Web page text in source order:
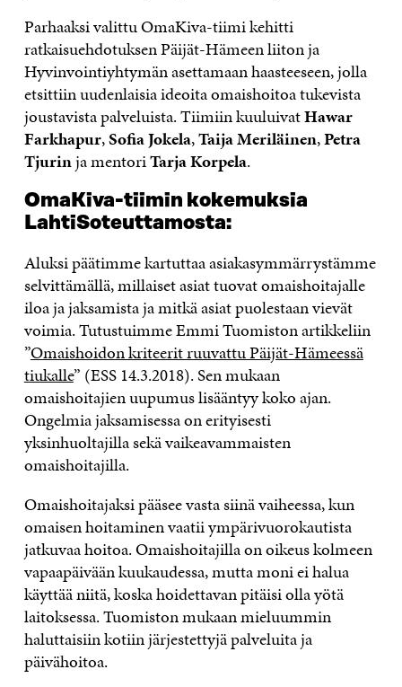
Parhaaksi valittu OmaKiva-tiimi kehitti
ratkaisuehdotuksen Päijät-Hämeen liiton ja
Hyvinvointiyhtymän asettamaan haasteeseen, jolla
etsittiin uudenlaisia ideoita omaishoitoa tukevista
joustavista palveluista. Tiimiin kuuluivatHawar
Farkhapur,Sofia Jokela,Taija Meriläinen,Petra
Tjurinja mentoriTarja Korpela.
OmaKiva-tiimin kokemuksia
LahtiSoteuttamosta:
Aluksi päätimme kartuttaa asiakasymmärrystämme
selvittämällä, millaiset asiat tuovat omaishoitajalle
iloa ja jaksamista ja mitkä asiat puolestaan vievät
voimia. Tutustuimme Emmi Tuomiston artikkeliin
”Omaishoidon kriteerit ruuvattu Päijät-Hämeessä
tiukalle” (ESS 14.3.2018). Sen mukaan
omaishoitajien uupumus lisääntyy koko ajan.
Ongelmia jaksamisessa on erityisesti
yksinhuoltajilla sekä vaikeavammaisten
omaishoitajilla.
Omaishoitajaksi pääsee vasta siinä vaiheessa, kun
omaisen hoitaminen vaatii ympärivuorokautista
jatkuvaa hoitoa. Omaishoitajilla on oikeus kolmeen
vapaapäivään kuukaudessa, mutta moni ei halua
käyttää niitä, koska hoidettavan pitäisi olla yötä
laitoksessa. Tuomiston mukaan mieluummin
haluttaisiin kotiin järjestettyjä palveluita ja
päivähoitoa.